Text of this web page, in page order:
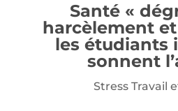
Santé «
harcèlement
les étudiants
sonnent
Stress Travail